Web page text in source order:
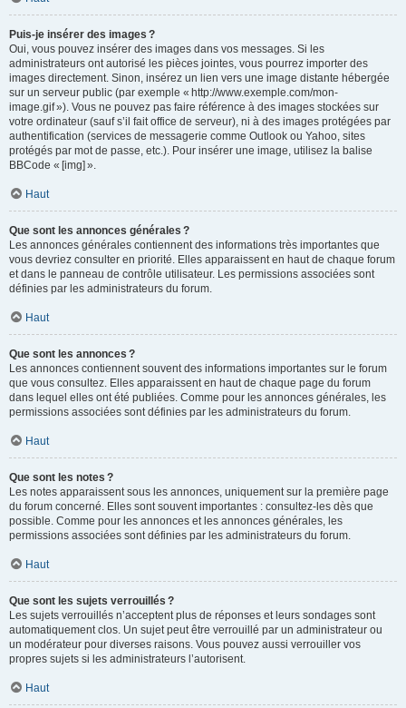
Puis-je insérer des images ?
Oui, vous pouvez insérer des images dans vos messages. Si les
administrateurs ont autorisé les pièces jointes, vous pourrez importer des
images directement. Sinon, insérez un lien vers une image distante hébergée
sur un serveur public (par exemple « http://www.exemple.com/mon-
image.gif »). Vous ne pouvez pas faire référence à des images stockées sur
votre ordinateur (sauf s’il fait office de serveur), ni à des images protégées par
authentification (services de messagerie comme Outlook ou Yahoo, sites
protégés par mot de passe, etc.). Pour insérer une image, utilisez la balise
BBCode « [img] ».
Haut
Que sont les annonces générales ?
Les annonces générales contiennent des informations très importantes que
vous devriez consulter en priorité. Elles apparaissent en haut de chaque forum
et dans le panneau de contrôle utilisateur. Les permissions associées sont
définies par les administrateurs du forum.
Haut
Que sont les annonces ?
Les annonces contiennent souvent des informations importantes sur le forum
que vous consultez. Elles apparaissent en haut de chaque page du forum
dans lequel elles ont été publiées. Comme pour les annonces générales, les
permissions associées sont définies par les administrateurs du forum.
Haut
Que sont les notes ?
Les notes apparaissent sous les annonces, uniquement sur la première page
du forum concerné. Elles sont souvent importantes : consultez-les dès que
possible. Comme pour les annonces et les annonces générales, les
permissions associées sont définies par les administrateurs du forum.
Haut
Que sont les sujets verrouillés ?
Les sujets verrouillés n’acceptent plus de réponses et leurs sondages sont
automatiquement clos. Un sujet peut être verrouillé par un administrateur ou
un modérateur pour diverses raisons. Vous pouvez aussi verrouiller vos
propres sujets si les administrateurs l’autorisent.
Haut